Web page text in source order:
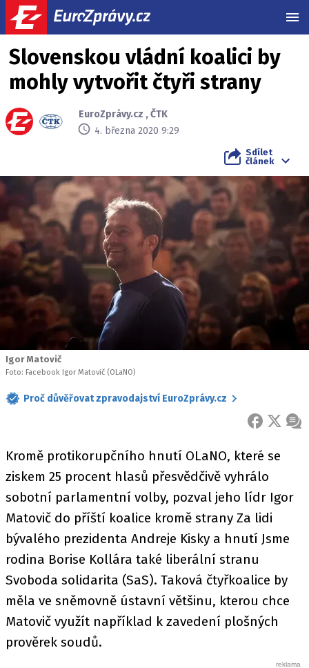
Slovenskou vládní koalici by
mohly vytvořit čtyři strany
EuroZprávy.cz ,ČTK
4. března 2020 9:29
Sdílet
článek
Igor Matovič
Foto: Facebook Igor Matovič (OLaNO)
Proč důvěřovat zpravodajství EuroZprávy.cz
FACEBOOK
X
Kromě protikorupčního hnutí OLaNO, které se
ziskem 25 procent hlasů přesvědčivě vyhrálo
sobotní parlamentní volby, pozval jeho lídr Igor
Matovič do příští koalice kromě strany Za lidi
bývalého prezidenta Andreje Kisky a hnutí Jsme
rodina Borise Kollára také liberální stranu
Svoboda solidarita (SaS). Taková čtyřkoalice by
měla ve sněmovně ústavní většinu, kterou chce
Matovič využít například k zavedení plošných
prověrek soudů.